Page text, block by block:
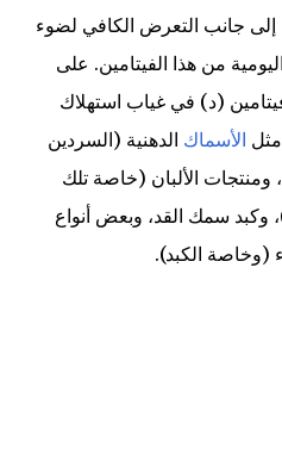
إلى جانب التعرض الكافي لضوء
من هذا الفيتامين. على
(د) في غياب استهلاك
الأسماك الدهنية (السردين
ومنتجات الألبان (خاصة تلك
وكبد سمك القد، وبعض أنواع
(وخاصة الكبد).